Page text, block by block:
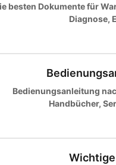
besten Dokumente für
Diagnose,
Bedienungsanleitung
Handbücher,